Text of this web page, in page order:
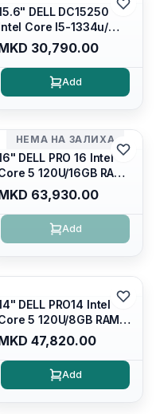
DELL DC15250
Core I5-1334u/
DDR4 (1x16gb
512GB SSD
M.2 Nvme/ Intel UHD
Graphics/ 120Hz Anti-
30,790.00
Add
НЕМА НА ЗАЛИХА
DELL PRO 16 Intel
5 120U/16GB RAM
5600mhz/ 512 GB
M.2 Nvme/fullhd+
(16:10) Ips/bt/backlit
Kb/thunderbolt
63,930.00
Add
DELL PRO14 Intel
5 120U/8GB RAM
5600mhz/ 512 GB
M.2 Nvme/fullhd+
(16:10) Ips/bt/backlit
Kb/thunderbolt
47,820.00
Add